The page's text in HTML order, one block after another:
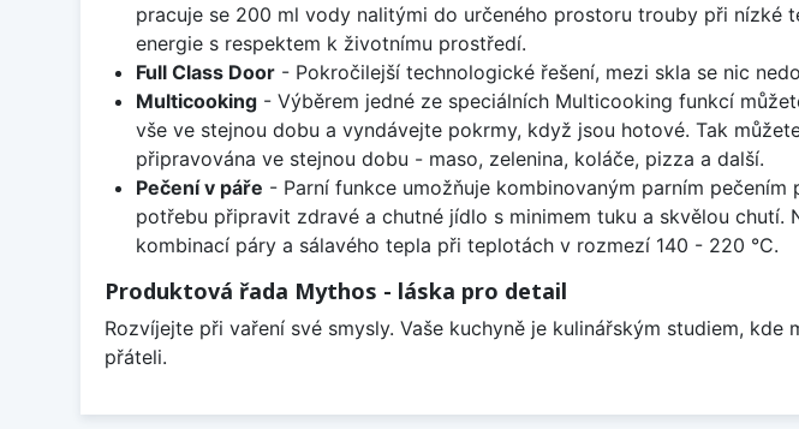
pracuje se 200 ml vody nalitými do určeného prostoru trouby při nízké
energie s respektem k životnímu prostředí.
Full Class Door- Pokročilejší technologické řešení, mezi skla se nic
Multicooking- Výběrem jedné ze speciálních Multicooking funkcí
vše ve stejnou dobu a vyndávejte pokrmy, když jsou hotové. Tak
připravována ve stejnou dobu - maso, zelenina, koláče, pizza a další.
Pečení v páře - Parní funkce umožňuje kombinovaným parním
potřebu připravit zdravé a chutné jídlo s minimem tuku a skvělou
kombinací páry a sálavého tepla při teplotách v rozmezí 140 - 220 °C.
Produktová řada Mythos - láska pro detail
Rozvíjejte při vaření své smysly. Vaše kuchyně je kulinářským studiem,
přáteli.